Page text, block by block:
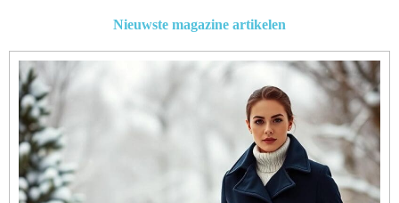
Nieuwste magazine artikelen